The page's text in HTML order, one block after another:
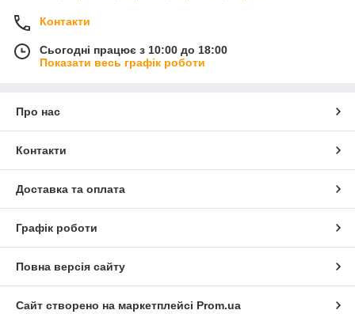
Контакти
Сьогодні працює з 10:00 до 18:00
Показати весь графік роботи
Про нас
Контакти
Доставка та оплата
Графік роботи
Повна версія сайту
Сайт створено на маркетплейсі Prom.ua